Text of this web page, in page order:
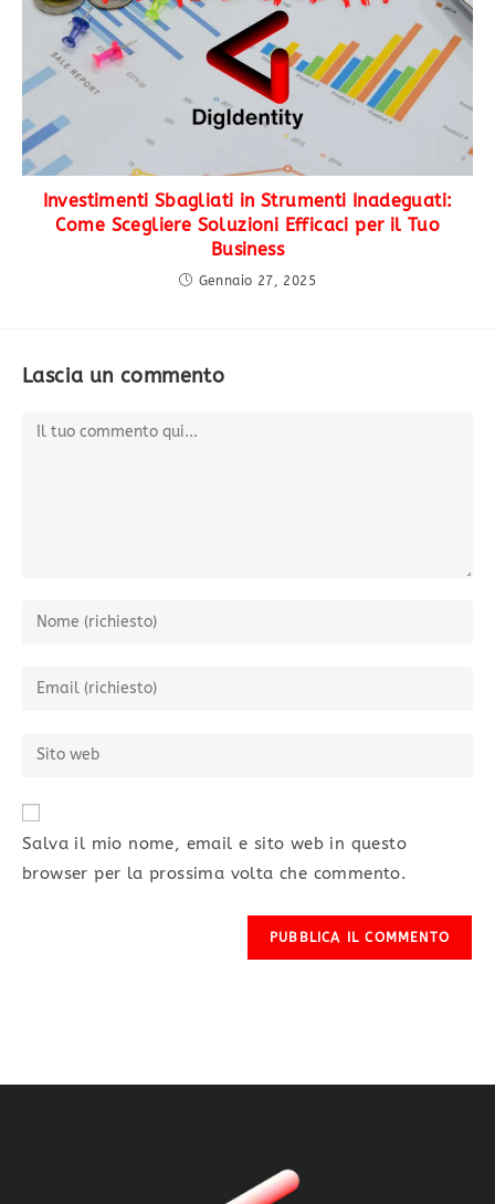
Investimenti Sbagliati in Strumenti Inadeguati:
Come Scegliere Soluzioni Efficaci per il Tuo
Business
Gennaio 27, 2025
Lascia un commento
Salva il mio nome, email e sito web in questo
browser per la prossima volta che commento.